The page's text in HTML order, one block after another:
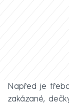
Napřed je
zakázané,